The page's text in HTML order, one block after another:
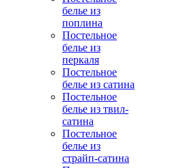
белье из
поплина
Постельное
белье из
перкаля
Постельное
белье из сатина
Постельное
белье из твил-
сатина
Постельное
белье из
страйп-сатина